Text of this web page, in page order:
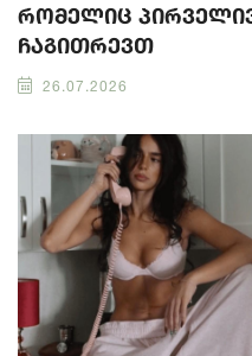
რომელიც
ჩაგითრევთ
26.07.2026